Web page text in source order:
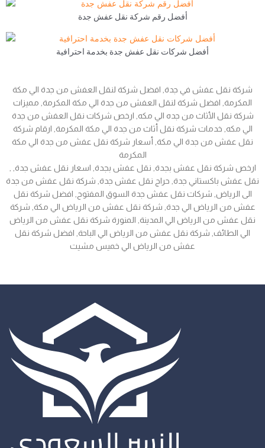
أفضل رقم شركة نقل عفش جدة
أفضل شركات نقل عفش جدة بخدمة احترافية
شركة نقل عفش في جدة, افضل شركة لنقل العفش من جدة الي مكة
المكرمة, افضل شركة لنقل العفش من جدة الي مكة المكرمة, مميزات
شركة نقل الأثاث من جده الي مكه, ارخص شركات نقل العفش من جدة
الي مكه, خدمات شركة نقل أثاث من جدة الي مكة المكرمة, ارقام شركة
نقل عفش من جدة الي مكة, أسعار شركة نقل عفش من جدة الي مكة
المكرمة
, ارخص شركة نقل عفش بجدة, نقل عفش بجدة, اسعار نقل عفش جدة,
نقل عفش باكستاني جدة, حراج نقل عفش جدة, شركة نقل عفش من جدة
الى الرياض, شركات نقل عفش جدة السوق المفتوح, افضل شركة نقل
عفش من الرياض الي جدة, شركة نقل عفش من الرياض الي مكة, شركة
نقل عفش من الرياض الي المدينة, المنورة شركة نقل عفش من الرياض
الي الطائف, شركة نقل عفش من الرياض الي الباحة, افضل شركة نقل
عفش من الرياض الي خميس مشيت